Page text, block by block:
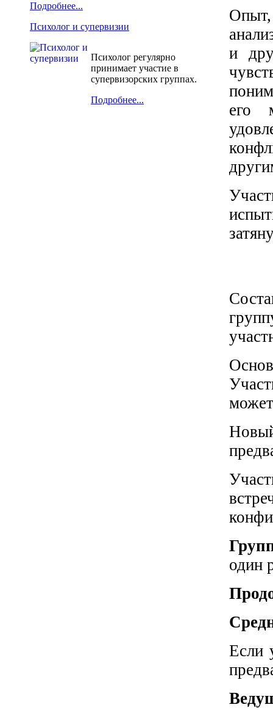
Подробнее...
Психолог и супервизии
Психолог регулярно
принимает участие в
супервизорских группах.
Подробнее...
и
его
один
Если